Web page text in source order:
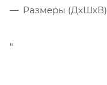
Размеры
"